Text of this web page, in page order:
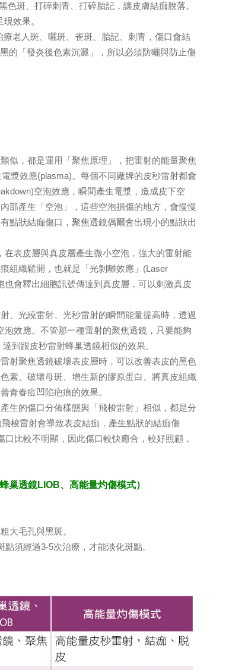
斑、打碎刺青、打碎胎記，讓皮膚結痂脫落。
效果。
老人斑、曬斑、雀斑、胎記、刺青，傷口會結
的「發炎後色素沉澱」，所以必須防曬與防止傷
，都是運用「聚焦原理」，把雷射的能量聚焦
漿效應(plasma)。每個不同廠牌的皮秒雷射都會
空泡效應，瞬間產生電漿，造成皮下空
部產生「空泡」，這些空泡損傷的地方，會慢慢
點狀結痂傷口，聚焦透鏡偶爾會出現小的點狀出
表皮層與真皮層產生微小空泡，強大的雷射能
組織鬆開，也就是「光剝離效應」(Laser
會釋出細胞訊號傳達到真皮層，可以刺激真皮
光繞雷射、光秒雷射的瞬間能量提高時，透過
效應。不管那一種雷射的聚焦透鏡，只要能夠
到跟皮秒雷射蜂巢透鏡相似的效果。
聚焦透鏡破壞表皮層時，可以改善表皮的黑色
素、破壞母斑、增生新的膠原蛋白、將真皮組織
青春痘凹陷疤痕的效果。
的傷口分佈樣態與「飛梭雷射」相似，都是分
梭雷射會導致表皮結痂，產生點狀的結痂傷
比較不明顯，因此傷口較快癒合，較好照顧，
巢透鏡LIOB、高能量灼傷模式）
大毛孔與黑斑。
須經過3-5次治療，才能淡化斑點。